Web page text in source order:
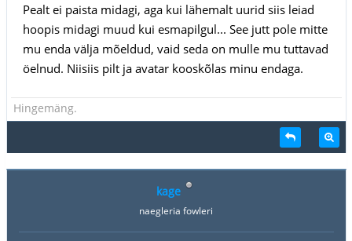
Pealt ei paista midagi, aga kui lähemalt uurid siis leiad
hoopis midagi muud kui esmapilgul... See jutt pole mitte
mu enda välja mõeldud, vaid seda on mulle mu tuttavad
öelnud. Niisiis pilt ja avatar kooskõlas minu endaga.
Hingemäng.
kage
naegleria fowleri